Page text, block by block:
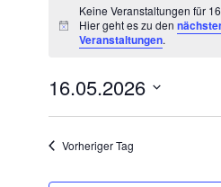
FÜR
MAI
2026
Hinweis
Keine Veranstaltungen für
Hier geht es zu den
Veranstaltungen.
16.05.2026
Vorheriger Tag